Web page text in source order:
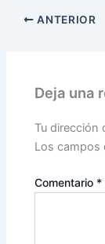
ANTERIOR
Deja una
Tu dirección
Los campos
Comentario *